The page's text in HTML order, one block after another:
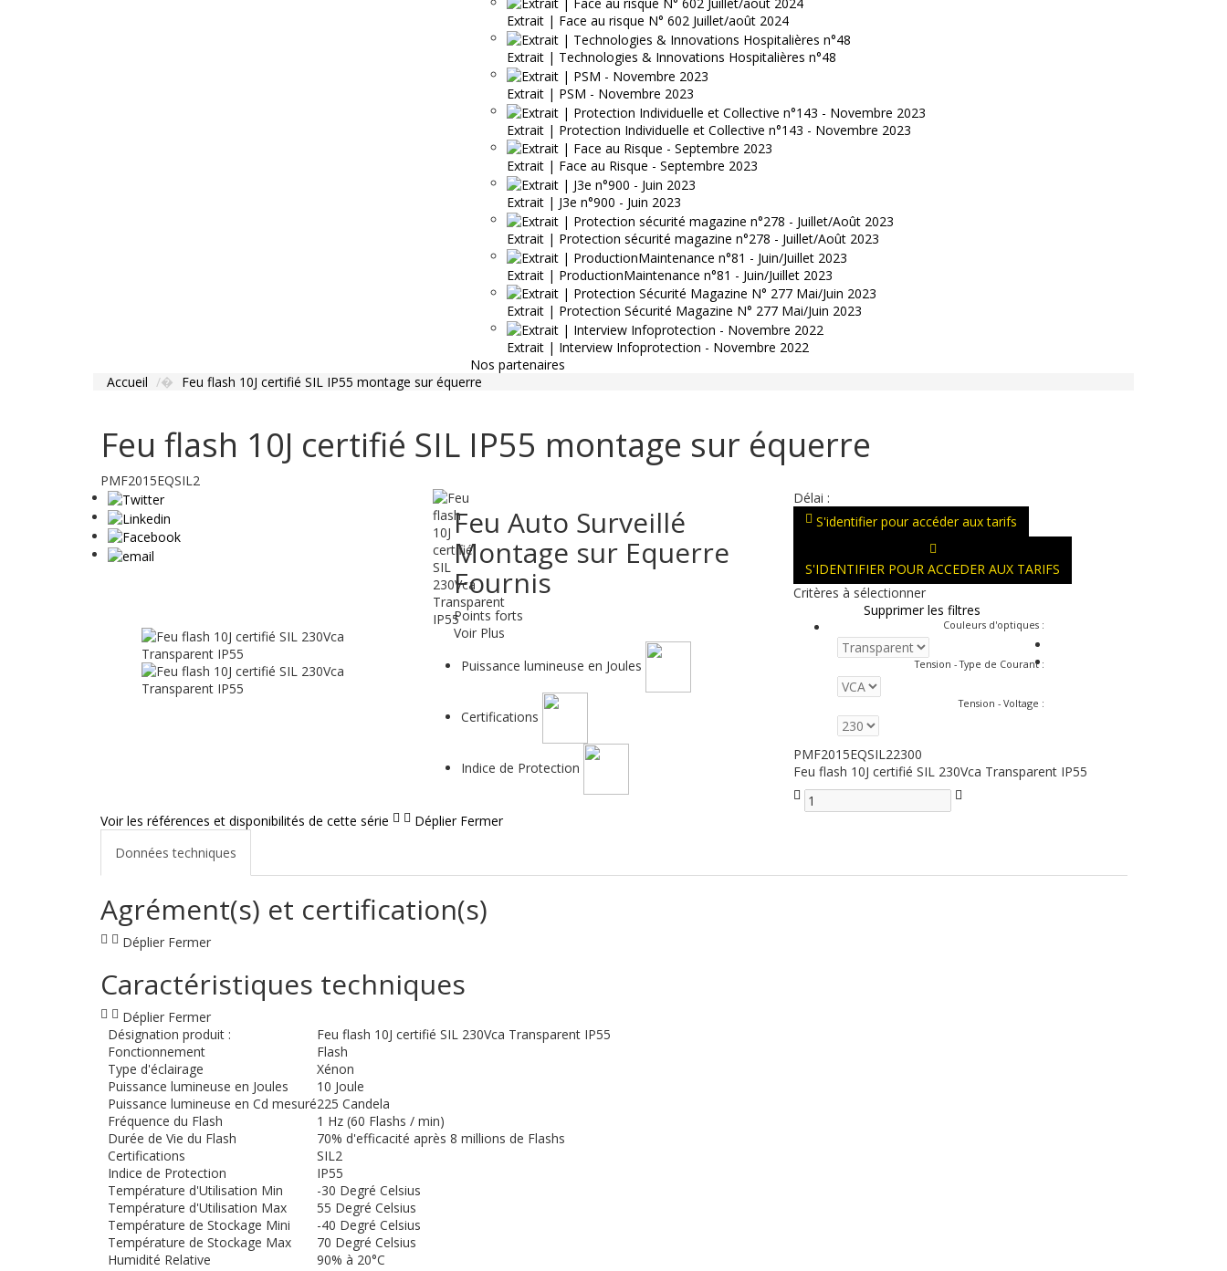
Extrait | Face au risque N° 602 Juillet/août 2024
Extrait | Technologies & Innovations Hospitalières n°48
Extrait | PSM - Novembre 2023
Extrait | Protection Individuelle et Collective n°143 - Novembre 2023
Extrait | Face au Risque - Septembre 2023
Extrait | J3e n°900 - Juin 2023
Extrait | Protection sécurité magazine n°278 - Juillet/Août 2023
Extrait | ProductionMaintenance n°81 - Juin/Juillet 2023
Extrait | Protection Sécurité Magazine N° 277 Mai/Juin 2023
Extrait | Interview Infoprotection - Novembre 2022
Nos partenaires
Accueil Feu flash 10J certifié SIL IP55 montage sur équerre
Feu flash 10J certifié SIL IP55 montage sur équerre
PMF2015EQSIL2
Feu Auto Surveillé
Montage sur Equerre
Fournis
Points forts
Voir Plus
Puissance lumineuse en Joules
Certifications
Indice de Protection
Délai :
S'identifier pour accéder aux tarifs
S'IDENTIFIER POUR ACCEDER AUX TARIFS
Critères à sélectionner
Supprimer les filtres
Couleurs d'optiques :
Tension - Type de Courant:
Tension - Voltage :
PMF2015EQSIL22300
Feu flash 10J certifié SIL 230Vca Transparent IP55
Voir les références et disponibilités de cette série Déplier Fermer
Données techniques
Agrément(s) et certification(s)
Déplier Fermer
Caractéristiques techniques
Déplier Fermer
Désignation produit :
Feu flash 10J certifié SIL 230Vca Transparent IP55
Fonctionnement
Flash
Type d'éclairage
Xénon
Puissance lumineuse en Joules
10 Joule
Puissance lumineuse en Cd mesuré225 Candela
Fréquence du Flash
1 Hz (60 Flashs / min)
Durée de Vie du Flash
70% d'efficacité après 8 millions de Flashs
Certifications
SIL2
Indice de Protection
IP55
Température d'Utilisation Min
-30 Degré Celsius
Température d'Utilisation Max
55 Degré Celsius
Température de Stockage Mini
-40 Degré Celsius
Température de Stockage Max
70 Degré Celsius
Humidité Relative
90% à 20°C